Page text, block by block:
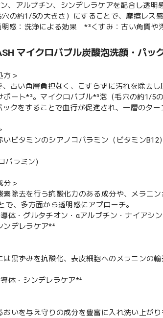
、アルブチン、シンデレラケアを配合し透明
の約1/5の大きさ）にすることで、摩擦レス
感：洗浄による効果 *³くすみ：古い角質や
マイクロバブル炭酸泡洗顔・パ
方＞
古い角層負担なく、こすらずに汚れを除去
ート*²。マイクロバブル*³泡（毛穴の約1/5
クをすることで血行が促進され、一層のタ
ビタミンのシアノコバラミン（ビタミン
バラミン)
分＞
除去を行う抗酸化力のある成分や、メラニ
で、多方面から透明感にアプローチ。
導体・グルタチオン・αアルブチン・ナイアシ
ンデレラケア*⁴
黒ずみを抗酸化、表皮細胞へのメラニンの
体・シンデレラケア*⁴
いを与え守りの成分を豊富に入れ洗い上がり